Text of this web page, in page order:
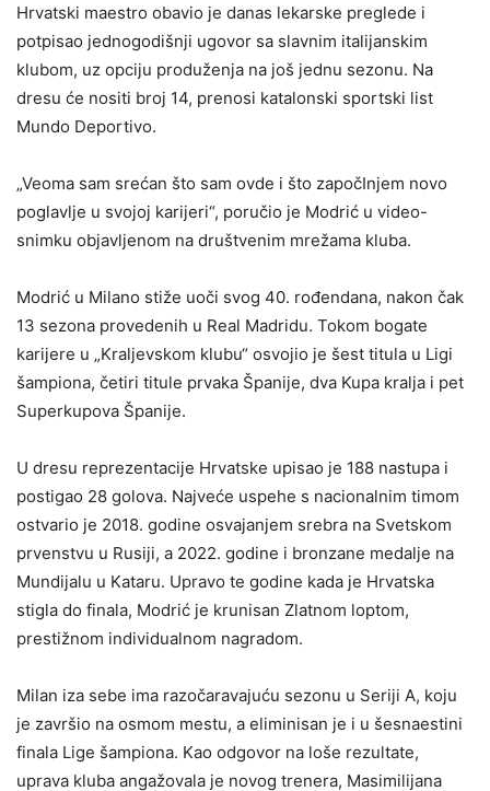
Hrvatski maestro obavio je danas lekarske preglede i
potpisao jednogodišnji ugovor sa slavnim italijanskim
klubom, uz opciju produženja na još jednu sezonu. Na
dresu će nositi broj 14, prenosi katalonski sportski list
Mundo Deportivo.
„Veoma sam srećan što sam ovde i što započInjem novo
poglavlje u svojoj karijeri“, poručio je Modrić u video-
snimku objavljenom na društvenim mrežama kluba.
Modrić u Milano stiže uoči svog 40. rođendana, nakon čak
13 sezona provedenih u Real Madridu. Tokom bogate
karijere u „Kraljevskom klubu“ osvojio je šest titula u Ligi
šampiona, četiri titule prvaka Španije, dva Kupa kralja i pet
Superkupova Španije.
U dresu reprezentacije Hrvatske upisao je 188 nastupa i
postigao 28 golova. Najveće uspehe s nacionalnim timom
ostvario je 2018. godine osvajanjem srebra na Svetskom
prvenstvu u Rusiji, a 2022. godine i bronzane medalje na
Mundijalu u Kataru. Upravo te godine kada je Hrvatska
stigla do finala, Modrić je krunisan Zlatnom loptom,
prestižnom individualnom nagradom.
Milan iza sebe ima razočaravajuću sezonu u Seriji A, koju
je završio na osmom mestu, a eliminisan je i u šesnaestini
finala Lige šampiona. Kao odgovor na loše rezultate,
uprava kluba angažovala je novog trenera, Masimilijana